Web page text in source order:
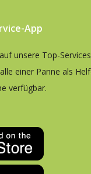
App
unsere Top-
einer Panne als
verfügbar.